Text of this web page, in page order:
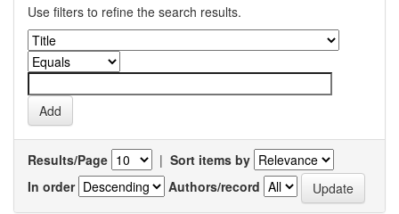
Use filters to refine the search results.
Results/Page | Sort items by
In order
Authors/record